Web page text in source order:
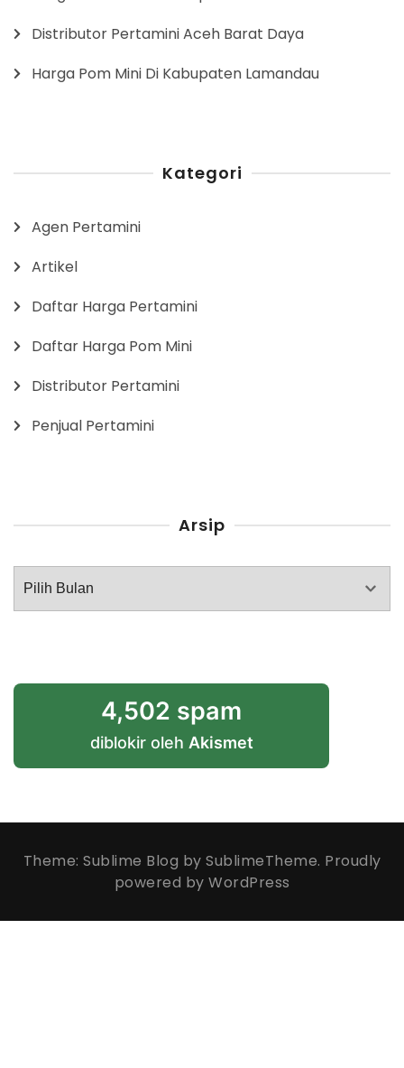
Distributor Pertamini Aceh Barat Daya
Harga Pom Mini Di Kabupaten Lamandau
Kategori
Agen Pertamini
Artikel
Daftar Harga Pertamini
Daftar Harga Pom Mini
Distributor Pertamini
Penjual Pertamini
Arsip
Arsip
4,502 spam
diblokir oleh Akismet
Theme: Sublime Blog by SublimeTheme. Proudly
powered by WordPress